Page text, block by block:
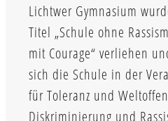
Lichtwer Gymnasium
Titel „Schule ohne
mit Courage“ verliehen
sich die Schule in der
für Toleranz und
Diskriminierung und